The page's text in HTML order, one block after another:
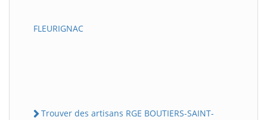
FLEURIGNAC
Trouver des artisans RGE BOUTIERS-SAINT-